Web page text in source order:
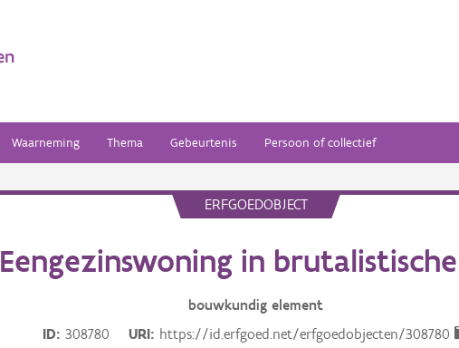
Waarneming Thema Gebeurtenis Persoon of collectief
ERFGOEDOBJECT
Eengezinswoning in
bouwkundig element
ID
308780 URI https://id.erfgoed.net/erfgoedobjecten/308780